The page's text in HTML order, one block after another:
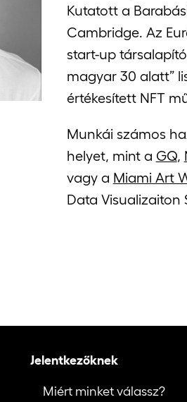
Kutatott a
Cambridge. Az
start-up
magyar 30 alatt”
értékesített NFT
Munkái számos
helyet, mint a GQ,
vagy a Miami Art
Data Visualizaiton
Jelentkezőknek
Miért minket válassz?